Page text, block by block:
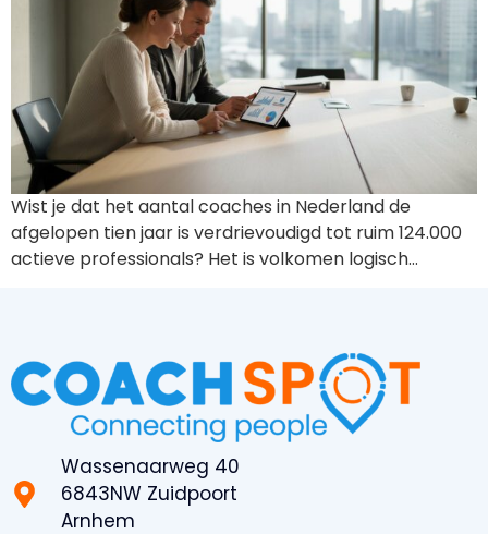
Wist je dat het aantal coaches in Nederland de
afgelopen tien jaar is verdrievoudigd tot ruim 124.000
actieve professionals? Het is volkomen logisch…
Wassenaarweg 40
6843NW Zuidpoort
Arnhem